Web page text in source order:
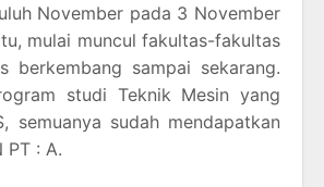
November pada 3 November
mulai muncul fakultas-fakultas
berkembang sampai sekarang.
studi Teknik Mesin yang
semuanya sudah mendapatkan
PT : A.